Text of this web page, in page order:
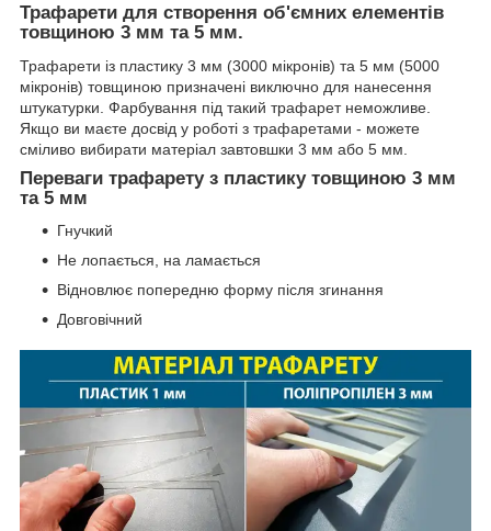
Трафарети для створення об'ємних елементів
товщиною 3 мм та 5 мм.
Трафарети із пластику 3 мм (3000 мікронів) та 5 мм (5000
мікронів) товщиною призначені виключно для нанесення
штукатурки. Фарбування під такий трафарет неможливе.
Якщо ви маєте досвід у роботі з трафаретами - можете
сміливо вибирати матеріал завтовшки 3 мм або 5 мм.
Переваги трафарету з пластику товщиною 3 мм
та 5 мм
Гнучкий
Не лопається, на ламається
Відновлює попередню форму після згинання
Довговічний